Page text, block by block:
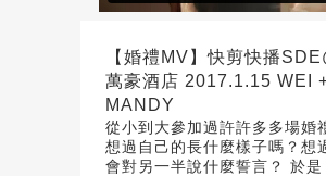
【婚禮MV】快剪快播
萬豪酒店 2017.1.15 WEI
MANDY
從小到大參加過許許多多場婚
想過自己的長什麼樣子嗎？想
會對另一半說什麼誓言？ 於是